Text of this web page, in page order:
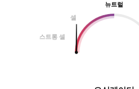
뉴트럴
셀
스트롱 셀